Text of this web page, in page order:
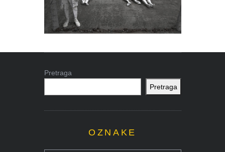
Pretraga
Pretraga
OZNAKE